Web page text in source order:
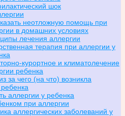
шок
неотложную помощь при
в домашних условиях
лечения аллергии
терапия при аллергии у
курортное и климатолечение
ребенка
за чего (на что) возникла
аллергии у ребенка
при аллергии
аллергических заболеваний у